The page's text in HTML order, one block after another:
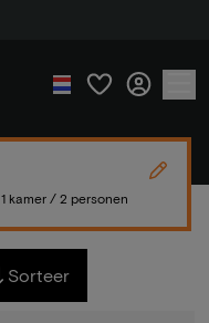
1 kamer / 2 personen
Sorteer